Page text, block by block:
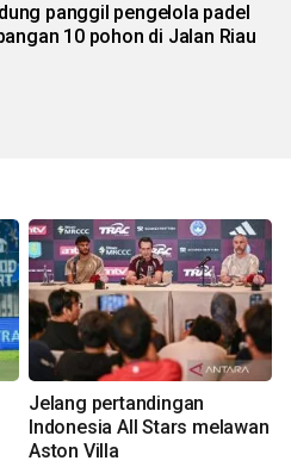
panggil pengelola padel
10 pohon di Jalan Riau
Jelang pertandingan
Indonesia All Stars melawan
Aston Villa